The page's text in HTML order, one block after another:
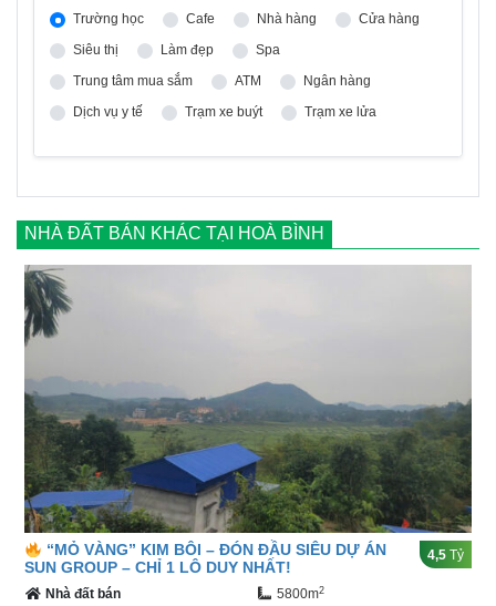
Trường học
Cafe Nhà hàng
Cửa hàng
Siêu thị
Làm đẹp
Spa
Trung tâm mua sắm
ATM
Ngân hàng
Dịch vụ y tế
Trạm xe buýt Trạm xe lửa
NHÀ ĐẤT BÁN KHÁC TẠI HOÀ BÌNH
“MỎ VÀNG” KIM BÔI – ĐÓN ĐẦU SIÊU DỰ ÁN
SUN GROUP – CHỈ 1 LÔ DUY NHẤT!
4,5 Tỷ
Nhà đất bán 5800m2